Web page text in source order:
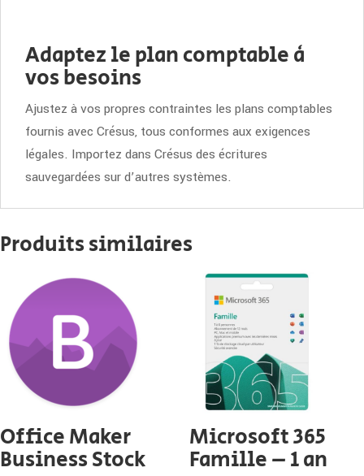
Adaptez le plan comptable à
vos besoins
Ajustez à vos propres contraintes les plans comptables
fournis avec Crésus, tous conformes aux exigences
légales. Importez dans Crésus des écritures
sauvegardées sur d’autres systèmes.
Produits similaires
Office Maker
Business Stock
Microsoft 365
Famille – 1 an